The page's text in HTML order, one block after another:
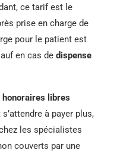
ce tarif est le
prise en charge de
pour le patient est
en cas de dispense
honoraires libres
à payer plus,
les spécialistes
couverts par une